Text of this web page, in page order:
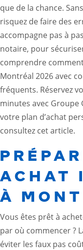
que de la chance.
risquez de faire des
accompagne pas à
notaire, pour
comprendre
Montréal 2026 avec
fréquents. Réservez
minutes avec Groupe
votre plan d’achat
consultez cetarticle.
ACHAT
À
Vous êtes prêt à
par où commencer ?
éviter les faux pas